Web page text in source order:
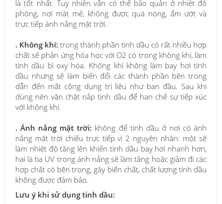
là tốt nhất. Tuy nhiên vẫn có thể bảo quản ở nhiệt độ
phòng, nơi mát mẻ, không được quá nóng, ẩm ướt và
trực tiếp ánh nắng mặt trời.
. Không khí: trong thành phần tinh dầu có rất nhiều hợp
chất sẽ phản ứng hóa học với O2 có trong không khí, làm
tinh dầu bị oxy hóa. Không khí không làm bay hơi tinh
dầu nhưng sẽ làm biến đổi các thành phần bên trong
dẫn đến mất công dụng trị liệu như ban đầu. Sau khi
dùng nên vặn chặt nắp tinh dầu để hạn chế sự tiếp xúc
với không khí.
. Ánh nắng mặt trời: không để tinh dầu ở nơi có ánh
nắng mặt trời chiếu trực tiếp vì 2 nguyên nhân: một sẽ
làm nhiệt độ tăng lên khiến tinh dầu bay hơi nhanh hơn,
hai là tia UV trong ánh nắng sẽ làm tăng hoặc giảm đi các
hợp chất có bên trong, gây biến chất, chất lượng tinh dầu
không được đảm bảo.
Lưu ý khi sử dụng tinh dầu: